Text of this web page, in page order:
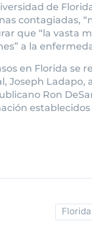
de
contagiadas,
que “la vasta
a la
en Florida se
Joseph Ladapo,
Ron
Florida